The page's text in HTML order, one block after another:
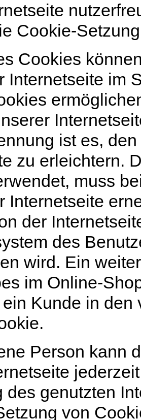
Cookie-
Cookies
Internetseite im
ist es,
zu erleichtern.
muss
Internetseite
der
des
wird. Ein
im Online-
Kunde in den
Person kann
des genutzten
von